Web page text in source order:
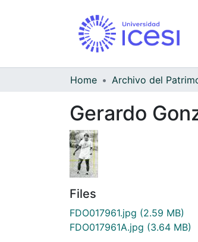
Home
Gerardo
Files
FDO017961.jpg (2.59 MB)
FDO017961A.jpg (3.64 MB)